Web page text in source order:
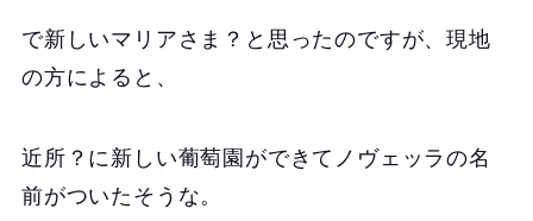
で新しいマリアさま？と思ったのですが、現地
の方によると、
近所？に新しい葡萄園ができてノヴェッラの名
前がついたそうな。